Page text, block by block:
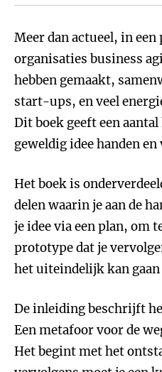
Meer dan actueel, in
organisaties business
hebben gemaakt,
start-ups, en veel
Dit boek geeft een
geweldig idee handen en
Het boek is
delen waarin je aan de
je idee via een plan, om
prototype dat je
het uiteindelijk kan
De inleiding beschrijft
Een metafoor voor de
Het begint met het